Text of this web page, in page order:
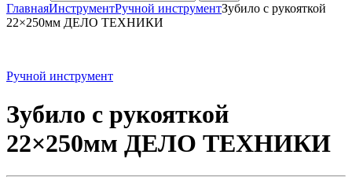
ГлавнаяИнструментРучной инструментЗубило с рукояткой
22×250мм ДЕЛО ТЕХНИКИ
Ручной инструмент
Зубило с рукояткой
22×250мм ДЕЛО ТЕХНИКИ